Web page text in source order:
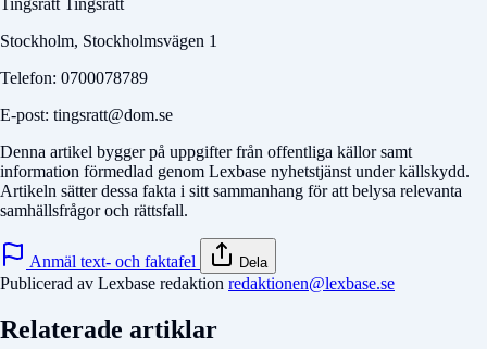
Tingsrätt Tingsrätt
Stockholm, Stockholmsvägen 1
Telefon: 0700078789
E-post: tingsratt@dom.se
Denna artikel bygger på uppgifter från offentliga källor samt
information förmedlad genom Lexbase nyhetstjänst under källskydd.
Artikeln sätter dessa fakta i sitt sammanhang för att belysa relevanta
samhällsfrågor och rättsfall.
Anmäl text- och faktafel Dela
Publicerad av Lexbase redaktion redaktionen@lexbase.se
Relaterade artiklar